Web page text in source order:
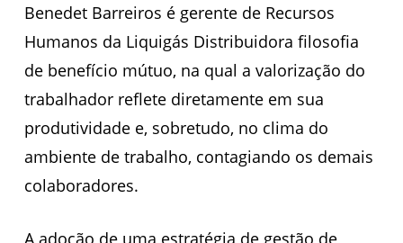
Benedet Barreiros é gerente de Recursos
Humanos da Liquigás Distribuidora filosofia
de benefício mútuo, na qual a valorização do
trabalhador reflete diretamente em sua
produtividade e, sobretudo, no clima do
ambiente de trabalho, contagiando os demais
colaboradores.
A adoção de uma estratégia de gestão de